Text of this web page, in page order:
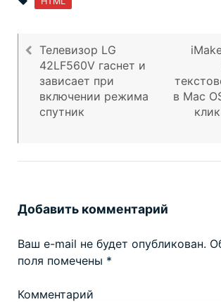
Навигация
по
записям
Телевизор LG
42LF560V гаснет и
зависает при
включении режима
спутник
в Mac
Добавить комментарий
Ваш e-mail не будет опубликован.
поля помечены *
Комментарий